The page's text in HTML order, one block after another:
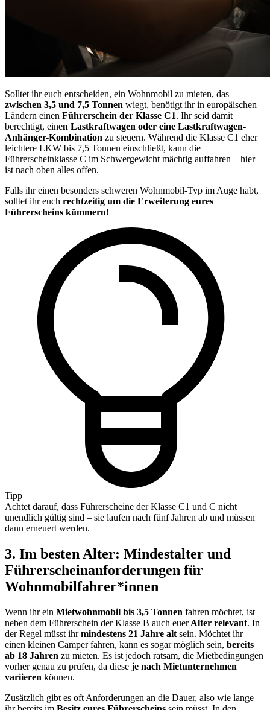
Solltet ihr euch entscheiden, ein Wohnmobil zu mieten, das
zwischen 3,5 und 7,5 Tonnen wiegt, benötigt ihr in europäischen
Ländern einen Führerschein der Klasse C1. Ihr seid damit
berechtigt, einen Lastkraftwagen oder eine Lastkraftwagen-
Anhänger-Kombination zu steuern. Während die Klasse C1 eher
leichtere LKW bis 7,5 Tonnen einschließt, kann die
Führerscheinklasse C im Schwergewicht mächtig auffahren – hier
ist nach oben alles offen.
Falls ihr einen besonders schweren Wohnmobil-Typ im Auge habt,
solltet ihr euch rechtzeitig um die Erweiterung eures
Führerscheins kümmern!
Tipp
Achtet darauf, dass Führerscheine der Klasse C1 und C nicht
unendlich gültig sind – sie laufen nach fünf Jahren ab und müssen
dann erneuert werden.
3. Im besten Alter: Mindestalter und
Führerscheinanforderungen für
Wohnmobilfahrer*innen
Wenn ihr ein Mietwohnmobil bis 3,5 Tonnen fahren möchtet, ist
neben dem Führerschein der Klasse B auch euerAlter relevant. In
der Regel müsst ihrmindestens 21 Jahre alt sein. Möchtet ihr
einen kleinen Camper fahren, kann es sogar möglich sein, bereits
ab 18 Jahren zu mieten. Es ist jedoch ratsam, die Mietbedingungen
vorher genau zu prüfen, da diese je nach Mietunternehmen
variieren können.
Zusätzlich gibt es oft Anforderungen an die Dauer, also wie lange